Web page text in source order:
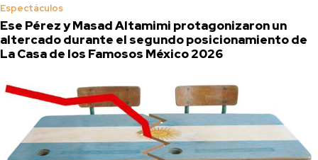
Espectáculos
Ese Pérez y Masad Altamimi protagonizaron un
altercado durante el segundo posicionamiento de
La Casa de los Famosos México 2026